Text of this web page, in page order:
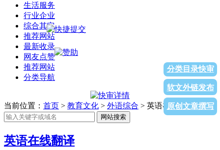
生活服务
行业企业
综合其它
推荐网站
最新收录
网友点赞
推荐网站
分类导航
分类目录快审
软文外链发布
原创文章撰写
当前位置： 首页 > 教育文化 > 外语综合 > 英语在线翻译
网站搜索
英语在线翻译